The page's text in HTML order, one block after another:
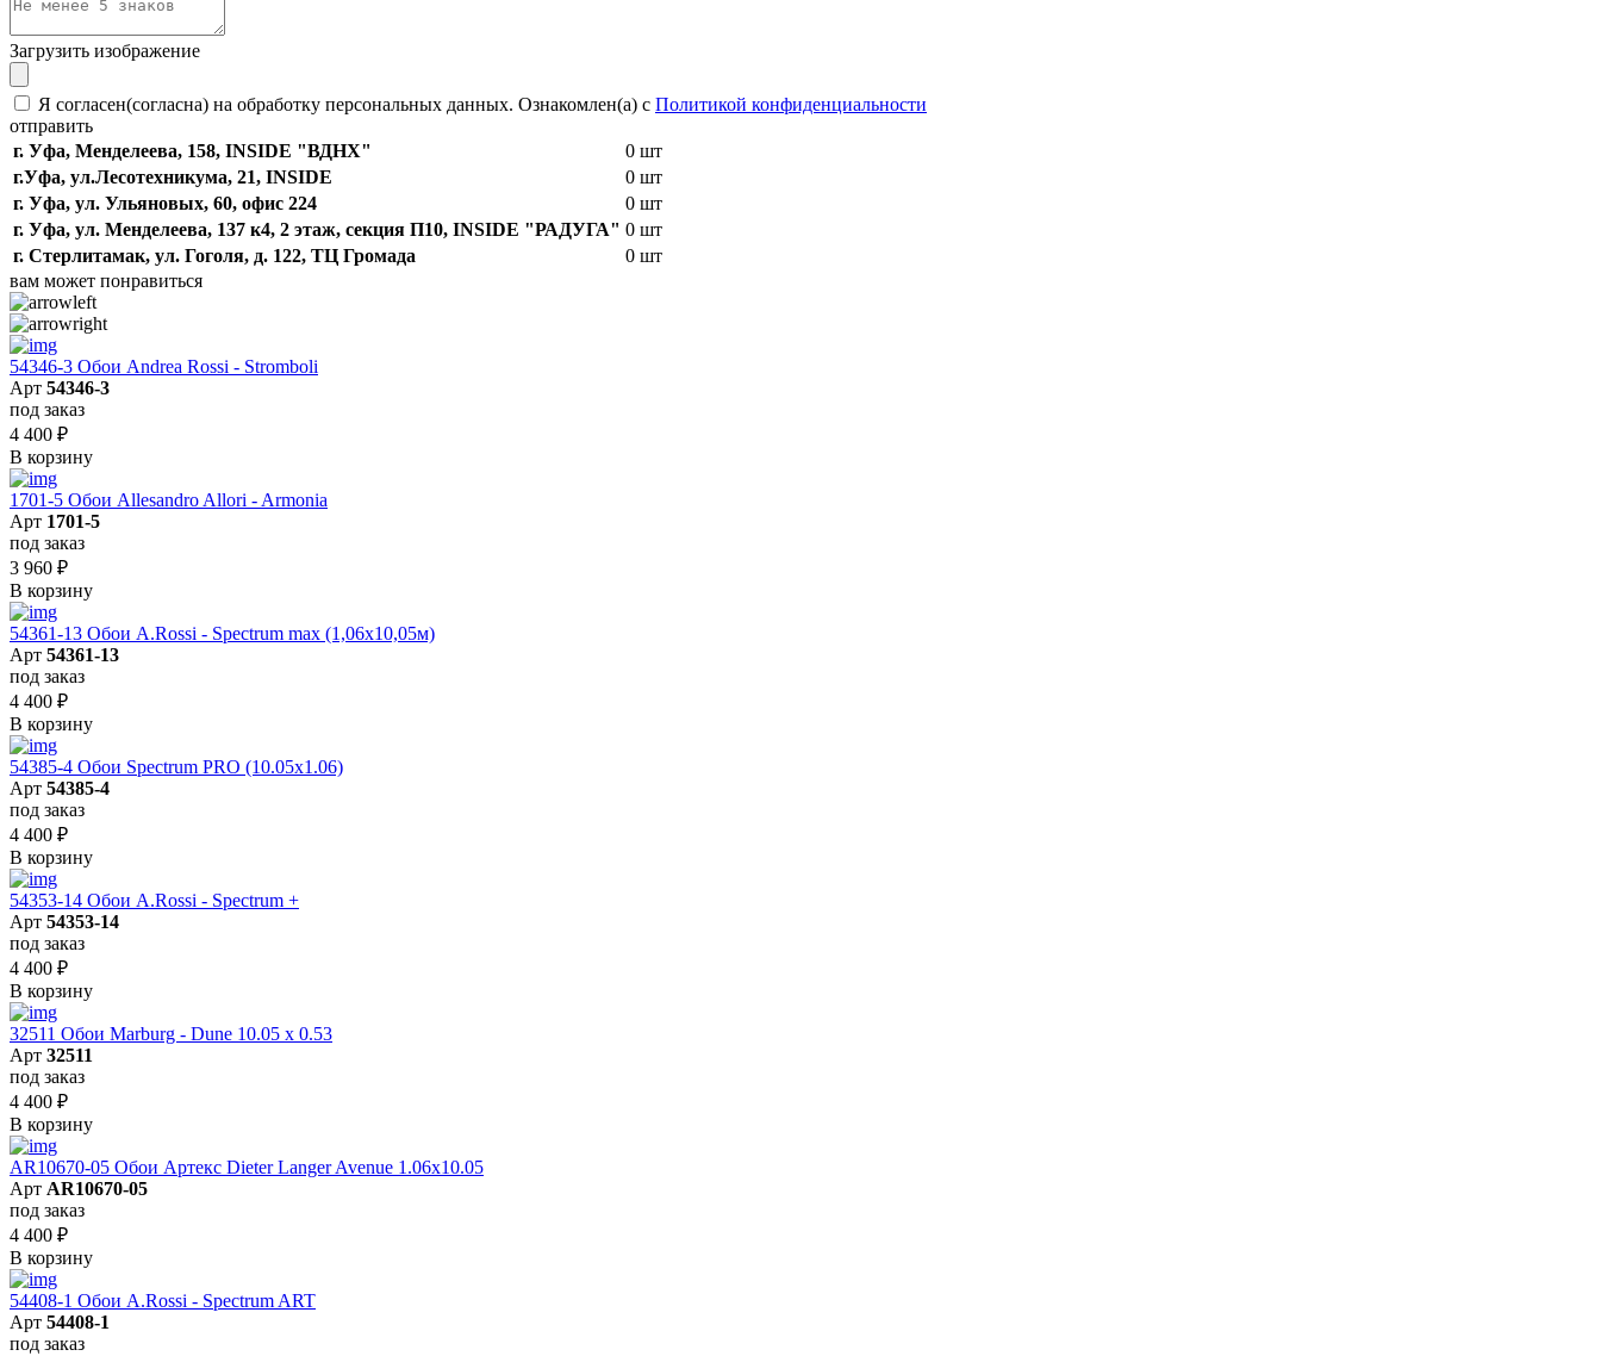
Загрузить изображение
Я согласен(согласна) на обработку персональных данных. Ознакомлен(а) с Политикой конфиденциальности
отправить
г. Уфа, Менделеева, 158, INSIDE "ВДНХ"
0 шт
г.Уфа, ​ул.Лесотехникума, 21, INSIDE
0 шт
г. Уфа, ул. Ульяновых, 60, офис 224
0 шт
г. Уфа, ул. Менделеева, 137 к4, ​2 этаж, секция П10, INSIDE "РАДУГА" 0 шт
г. Стерлитамак, ул. Гоголя, д. 122, ТЦ Громада
0 шт
вам может понравиться
54346-3 Обои Andrea Rossi - Stromboli
Арт 54346-3
под заказ
4 400 ₽
В корзину
1701-5 Обои Allesandro Allori - Armonia
Арт 1701-5
под заказ
3 960 ₽
В корзину
54361-13 Обои A.Rossi - Spectrum max (1,06x10,05м)
Арт 54361-13
под заказ
4 400 ₽
В корзину
54385-4 Обои Spectrum PRO (10.05х1.06)
Арт 54385-4
под заказ
4 400 ₽
В корзину
54353-14 Обои A.Rossi - Spectrum +
Арт 54353-14
под заказ
4 400 ₽
В корзину
32511 Обои Marburg - Dune 10.05 х 0.53
Арт 32511
под заказ
4 400 ₽
В корзину
AR10670-05 Обои Артекс Dieter Langer Avenue 1.06x10.05
Арт AR10670-05
под заказ
4 400 ₽
В корзину
54408-1 Обои A.Rossi - Spectrum ART
Арт 54408-1
под заказ